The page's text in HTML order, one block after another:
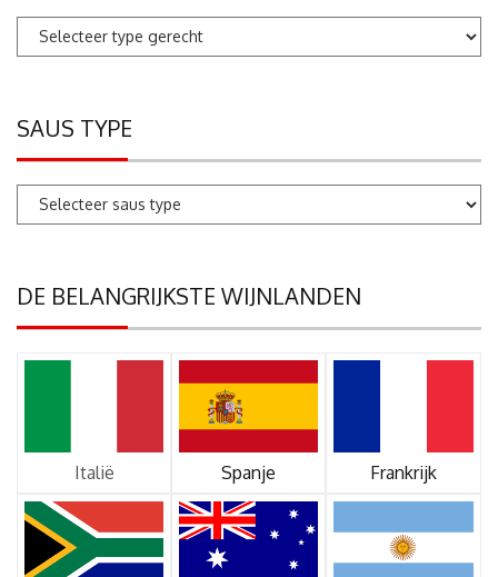
SAUS TYPE
DE BELANGRIJKSTE WIJNLANDEN
Italië Spanje Frankrijk